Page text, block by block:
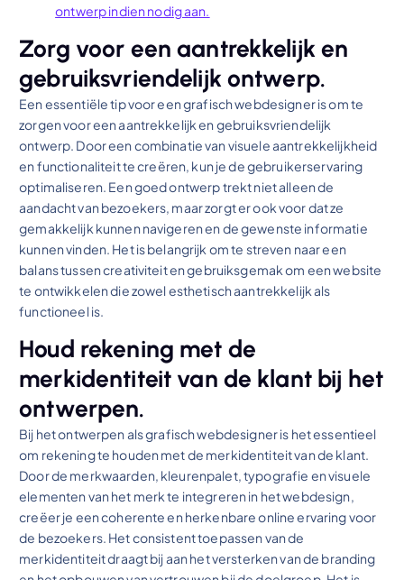
ontwerp indien nodig aan.
Zorg voor een aantrekkelijk en
gebruiksvriendelijk ontwerp.
Een essentiële tip voor een grafisch webdesigner is om te
zorgen voor een aantrekkelijk en gebruiksvriendelijk
ontwerp. Door een combinatie van visuele aantrekkelijkheid
en functionaliteit te creëren, kun je de gebruikerservaring
optimaliseren. Een goed ontwerp trekt niet alleen de
aandacht van bezoekers, maar zorgt er ook voor dat ze
gemakkelijk kunnen navigeren en de gewenste informatie
kunnen vinden. Het is belangrijk om te streven naar een
balans tussen creativiteit en gebruiksgemak om een website
te ontwikkelen die zowel esthetisch aantrekkelijk als
functioneel is.
Houd rekening met de
merkidentiteit van de klant bij het
ontwerpen.
Bij het ontwerpen als grafisch webdesigner is het essentieel
om rekening te houden met de merkidentiteit van de klant.
Door de merkwaarden, kleurenpalet, typografie en visuele
elementen van het merk te integreren in het webdesign,
creëer je een coherente en herkenbare online ervaring voor
de bezoekers. Het consistent toepassen van de
merkidentiteit draagt bij aan het versterken van de branding